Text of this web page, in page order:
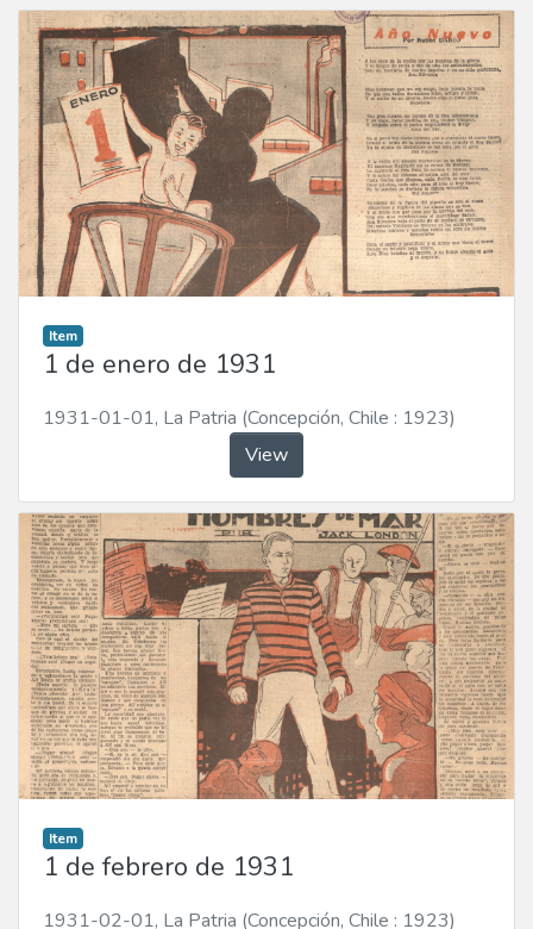
Item
1 de enero de 1931
1931-01-01, La Patria (Concepción, Chile : 1923)
View
Item
1 de febrero de 1931
1931-02-01, La Patria (Concepción, Chile : 1923)